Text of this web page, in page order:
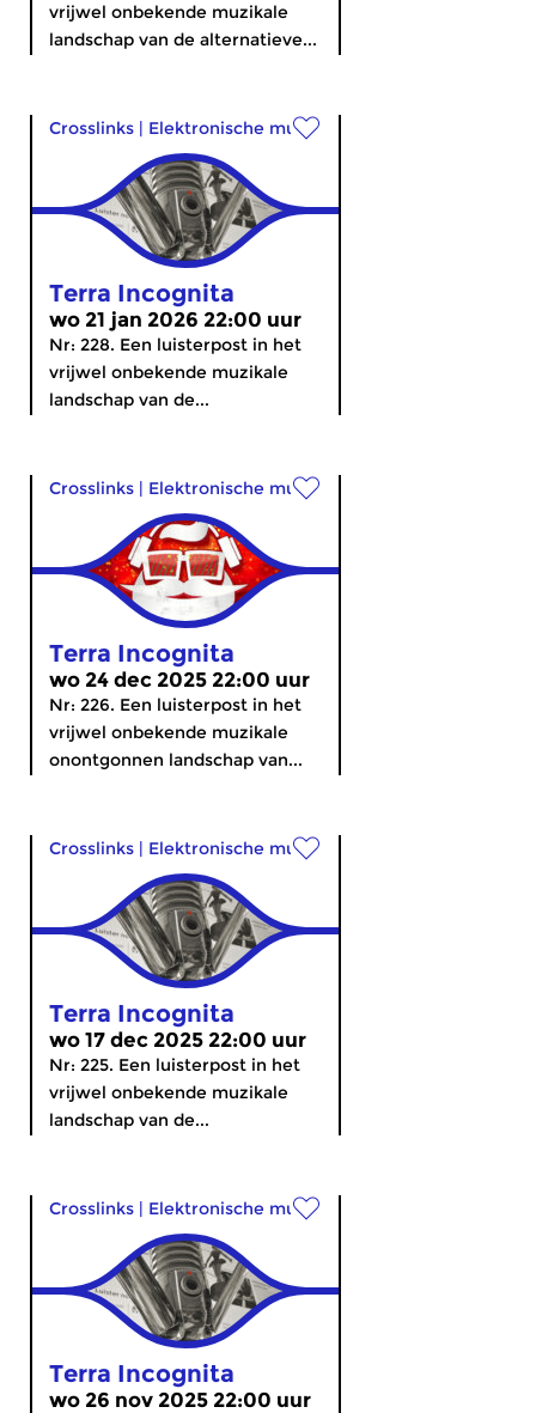
vrijwel onbekende muzikale
landschap van de alternatieve...
Crosslinks | Elektronische muziek
Terra Incognita
wo 21 jan 2026 22:00 uur
Nr: 228. Een luisterpost in het
vrijwel onbekende muzikale
landschap van de...
Crosslinks | Elektronische muziek
Terra Incognita
wo 24 dec 2025 22:00 uur
Nr: 226. Een luisterpost in het
vrijwel onbekende muzikale
onontgonnen landschap van...
Crosslinks | Elektronische muziek
Terra Incognita
wo 17 dec 2025 22:00 uur
Nr: 225. Een luisterpost in het
vrijwel onbekende muzikale
landschap van de...
Crosslinks | Elektronische muziek
Terra Incognita
wo 26 nov 2025 22:00 uur